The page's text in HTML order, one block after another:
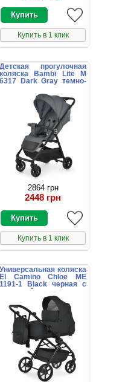
Купить в 1 клик
Детская прогулочная
коляска Bambi Lite M
6317 Dark Gray темно-
2864 грн
2448 грн
Купить в 1 клик
Универсальная коляска
El Camino Chloe ME
1191-1 Black черная с
сумочкой